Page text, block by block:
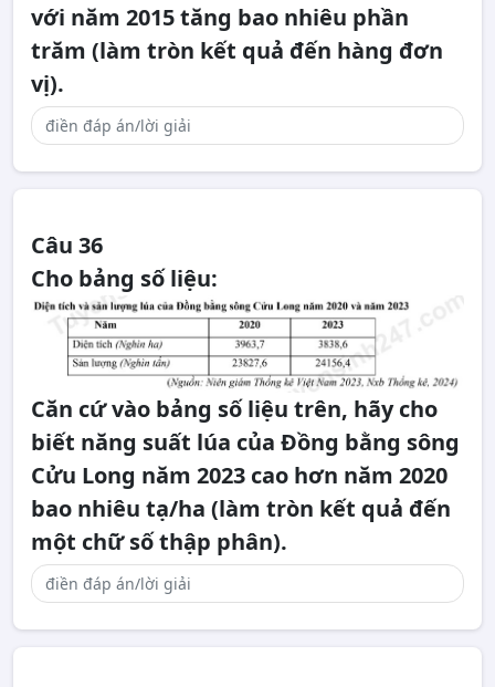
với năm 2015 tăng bao nhiêu phần
trăm (làm tròn kết quả đến hàng đơn
vị).
Câu 36
Cho bảng số liệu:
Căn cứ vào bảng số liệu trên, hãy cho
biết năng suất lúa của Đồng bằng sông
Cửu Long năm 2023 cao hơn năm 2020
bao nhiêu tạ/ha (làm tròn kết quả đến
một chữ số thập phân).